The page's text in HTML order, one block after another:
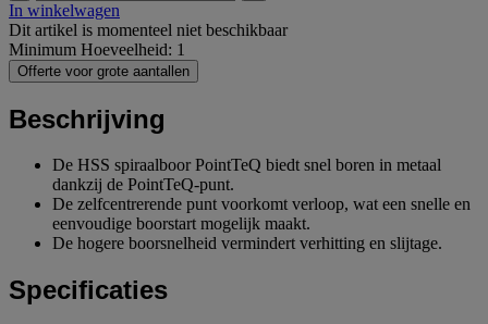
In winkelwagen
Dit artikel is momenteel niet beschikbaar
Minimum Hoeveelheid: 1
Offerte voor grote aantallen
Beschrijving
De HSS spiraalboor PointTeQ biedt snel boren in metaal
dankzij de PointTeQ-punt.
De zelfcentrerende punt voorkomt verloop, wat een snelle en
eenvoudige boorstart mogelijk maakt.
De hogere boorsnelheid vermindert verhitting en slijtage.
Specificaties